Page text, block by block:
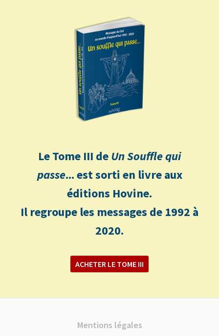
Le Tome III deUn Souffle qui
passe... est sorti en livre aux
éditions Hovine.
Il regroupe les messages de 1992 à
2020.
ACHETER LE TOME III
Mentions légales